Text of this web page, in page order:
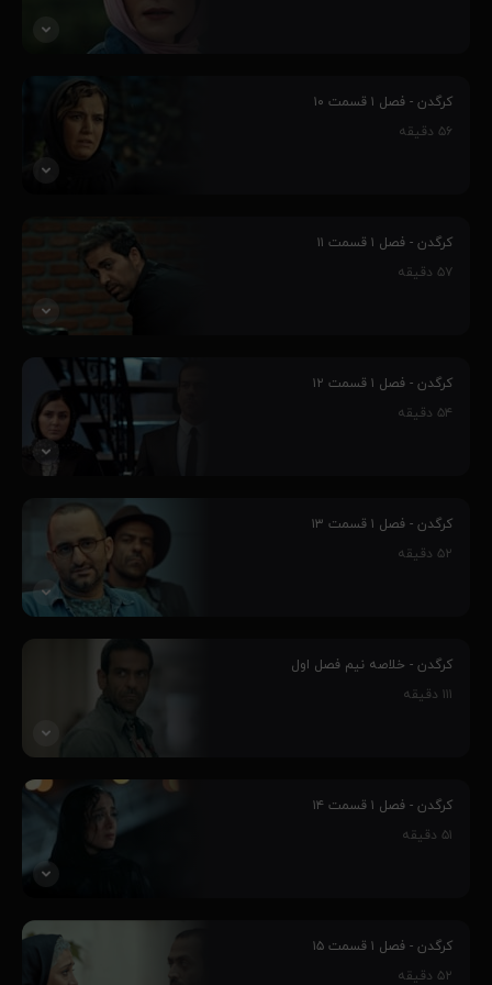
پنج جوان، به واسطه مهارت‌هایشان وارد چالش کرگدن می‌شوند و این
سرآغاز رفاقت بین آنهاست، فارغ از اینکه چالش کرگدن از طرف یک
مافیای بزرگ و پر قدرت طراحی شده‌است و ماجراهای غیر قابل پیش بینی
کرگدن - فصل ۱ قسمت ۱۰
۵۶ دقیقه
پنج جوان، به واسطه مهارت‌هایشان وارد چالش کرگدن می‌شوند و این
سرآغاز رفاقت بین آنهاست، فارغ از اینکه چالش کرگدن از طرف یک
مافیای بزرگ و پر قدرت طراحی شده‌است و ماجراهای غیر قابل پیش بینی
کرگدن - فصل ۱ قسمت ۱۱
۵۷ دقیقه
پنج جوان، به واسطه مهارت‌هایشان وارد چالش کرگدن می‌شوند و این
سرآغاز رفاقت بین آنهاست، فارغ از اینکه چالش کرگدن از طرف یک
مافیای بزرگ و پر قدرت طراحی شده‌است و ماجراهای غیر قابل پیش بینی
کرگدن - فصل ۱ قسمت ۱۲
۵۴ دقیقه
پنج جوان، به واسطه مهارت‌هایشان وارد چالش کرگدن می‌شوند و این
سرآغاز رفاقت بین آنهاست، فارغ از اینکه چالش کرگدن از طرف یک
مافیای بزرگ و پر قدرت طراحی شده‌است و ماجراهای غیر قابل پیش بینی
کرگدن - فصل ۱ قسمت ۱۳
۵۲ دقیقه
پنج جوان، به واسطه مهارت‌هایشان وارد چالش کرگدن می‌شوند و این
سرآغاز رفاقت بین آنهاست، فارغ از اینکه چالش کرگدن از طرف یک
مافیای بزرگ و پر قدرت طراحی شده‌است و ماجراهای غیر قابل پیش بینی
کرگدن - خلاصه نیم فصل اول
۱۱۱ دقیقه
پنج جوان، به واسطه مهارت‌هایشان وارد چالش کرگدن می‌شوند و این
سرآغاز رفاقت بین آنهاست، فارغ از اینکه چالش کرگدن از طرف یک
مافیای بزرگ و پر قدرت طراحی شده‌است و ماجراهای غیر قابل پیش بینی
کرگدن - فصل ۱ قسمت ۱۴
۵۱ دقیقه
پنج جوان، به واسطه مهارت‌هایشان وارد چالش کرگدن می‌شوند و این
سرآغاز رفاقت بین آنهاست، فارغ از اینکه چالش کرگدن از طرف یک
مافیای بزرگ و پر قدرت طراحی شده‌است و ماجراهای غیر قابل پیش بینی
کرگدن - فصل ۱ قسمت ۱۵
۵۲ دقیقه